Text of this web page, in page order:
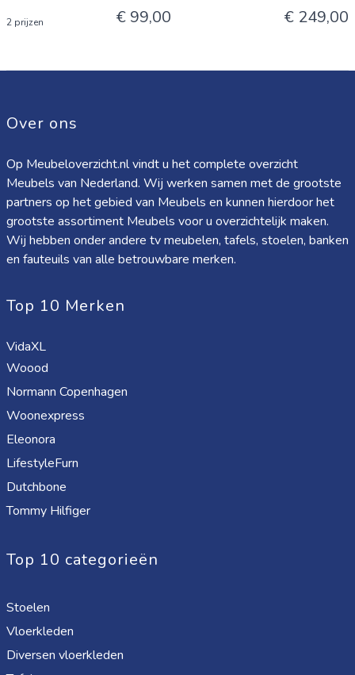
2 prijzen € 99,00 € 249,00
Over ons
Op Meubeloverzicht.nl vindt u het complete overzicht
Meubels van Nederland. Wij werken samen met de grootste
partners op het gebied van Meubels en kunnen hierdoor het
grootste assortiment Meubels voor u overzichtelijk maken.
Wij hebben onder andere tv meubelen, tafels, stoelen, banken
en fauteuils van alle betrouwbare merken.
Top 10 Merken
VidaXL
Woood
Normann Copenhagen
Woonexpress
Eleonora
LifestyleFurn
Dutchbone
Tommy Hilfiger
Top 10 categorieën
Stoelen
Vloerkleden
Diversen vloerkleden